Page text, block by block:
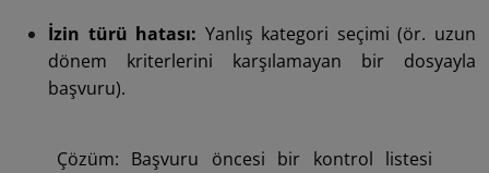
İzin türü hatası: Yanlış kategori seçimi (ör. uzun
dönem kriterlerini karşılamayan bir dosyayla
başvuru).
Çözüm: Başvuru öncesi bir kontrol listesi